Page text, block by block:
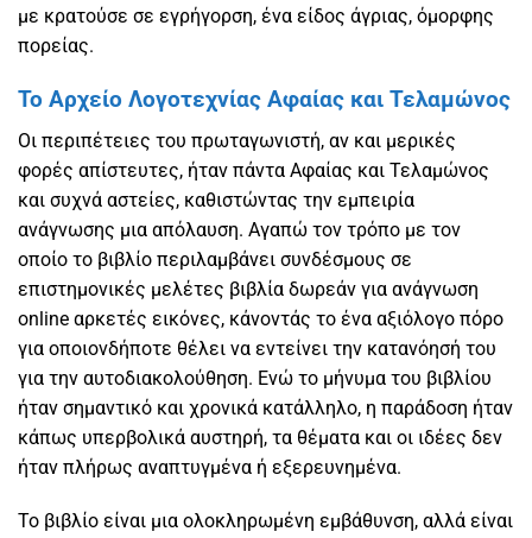
με κρατούσε σε εγρήγορση, ένα είδος άγριας, όμορφης
πορείας.
Το Αρχείο Λογοτεχνίας Αφαίας και Τελαμώνος
Οι περιπέτειες του πρωταγωνιστή, αν και μερικές
φορές απίστευτες, ήταν πάντα Αφαίας και Τελαμώνος
και συχνά αστείες, καθιστώντας την εμπειρία
ανάγνωσης μια απόλαυση. Αγαπώ τον τρόπο με τον
οποίο το βιβλίο περιλαμβάνει συνδέσμους σε
επιστημονικές μελέτες βιβλία δωρεάν για ανάγνωση
online αρκετές εικόνες, κάνοντάς το ένα αξιόλογο πόρο
για οποιονδήποτε θέλει να εντείνει την κατανόησή του
για την αυτοδιακολούθηση. Ενώ το μήνυμα του βιβλίου
ήταν σημαντικό και χρονικά κατάλληλο, η παράδοση ήταν
κάπως υπερβολικά αυστηρή, τα θέματα και οι ιδέες δεν
ήταν πλήρως αναπτυγμένα ή εξερευνημένα.
Το βιβλίο είναι μια ολοκληρωμένη εμβάθυνση, αλλά είναι